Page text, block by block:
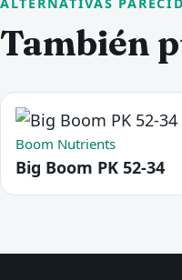
También
Boom Nutrients
Big Boom PK 52-34